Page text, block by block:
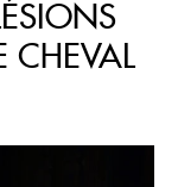
CHEVAL